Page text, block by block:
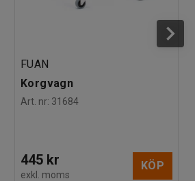
FUAN
Korgvagn
Art. nr: 31684
445 kr
exkl. moms
KÖP